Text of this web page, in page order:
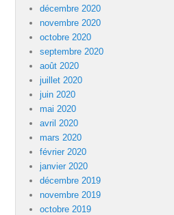
décembre 2020
novembre 2020
octobre 2020
septembre 2020
août 2020
juillet 2020
juin 2020
mai 2020
avril 2020
mars 2020
février 2020
janvier 2020
décembre 2019
novembre 2019
octobre 2019